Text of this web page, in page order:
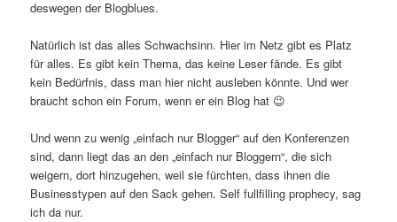
deswegen der Blogblues.
Natürlich ist das alles Schwachsinn. Hier im Netz gibt es Platz
für alles. Es gibt kein Thema, das keine Leser fände. Es gibt
kein Bedürfnis, dass man hier nicht ausleben könnte. Und wer
braucht schon ein Forum, wenn er ein Blog hat 😉
Und wenn zu wenig „einfach nur Blogger“ auf den Konferenzen
sind, dann liegt das an den „einfach nur Bloggern“, die sich
weigern, dort hinzugehen, weil sie fürchten, dass ihnen die
Businesstypen auf den Sack gehen. Self fullfilling prophecy, sag
ich da nur.